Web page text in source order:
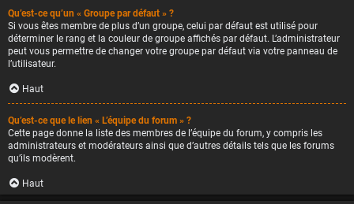
Qu’est-ce qu’un « Groupe par défaut » ?
Si vous êtes membre de plus d’un groupe, celui par défaut est utilisé pour
déterminer le rang et la couleur de groupe affichés par défaut. L’administrateur
peut vous permettre de changer votre groupe par défaut via votre panneau de
l’utilisateur.
Haut
Qu’est-ce que le lien « L’équipe du forum » ?
Cette page donne la liste des membres de l’équipe du forum, y compris les
administrateurs et modérateurs ainsi que d’autres détails tels que les forums
qu’ils modèrent.
Haut